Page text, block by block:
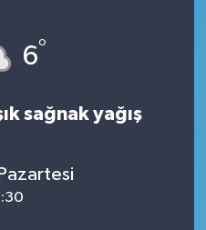
6°
sağnak yağış